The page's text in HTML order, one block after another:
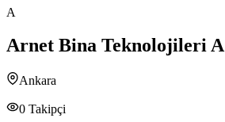
A
Arnet Bina Teknolojileri
Ankara
0 Takipçi